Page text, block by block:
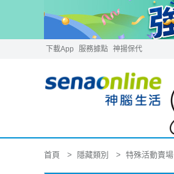
下載App 服務據點 神揚保代
首頁 隱藏類別 特殊活動賣場